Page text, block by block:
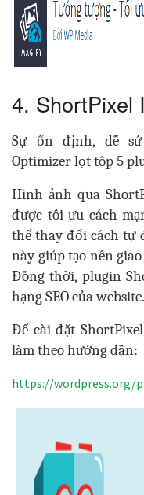
4. ShortPixel
Sự ổn định, dễ sử
Optimizer lọt tốp 5
Hình ảnh qua
được tối ưu cách
thể thay đổi cách tự
này giúp tạo nên
Đồng thời, plugin
hạng SEO của website.
Để cài đặt
làm theo hướng dẫn:
https://wordpress.org/